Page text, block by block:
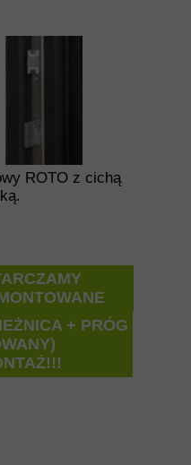
+ PRÓG
ROTO z cichą